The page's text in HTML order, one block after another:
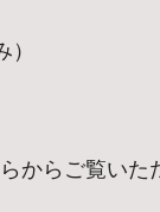
からご覧いた